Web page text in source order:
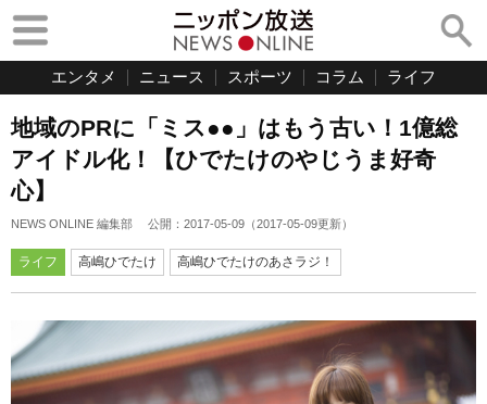
エンタメ ニュース スポーツ コラム ライフ
地域のPRに「ミス●●」はもう古い！1億総
アイドル化！【ひでたけのやじうま好奇
心】
NEWS ONLINE 編集部 公開： 2017-05-09 （2017-05-09更新）
ライフ 高嶋ひでたけ 高嶋ひでたけのあさラジ！